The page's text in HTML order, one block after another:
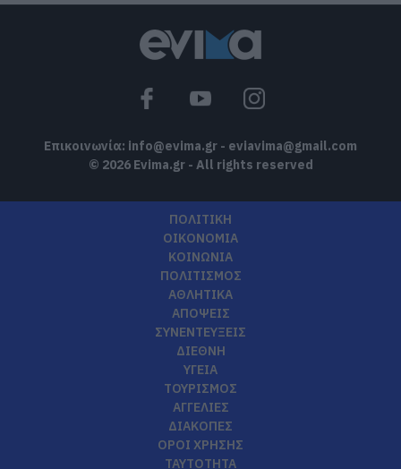
Επικοινωνία: info@evima.gr - eviavima@gmail.com
© 2026 Evima.gr - All rights reserved
ΠΟΛΙΤΙΚΗ
ΟΙΚΟΝΟΜΙΑ
ΚΟΙΝΩΝΙΑ
ΠΟΛΙΤΙΣΜΟΣ
ΑΘΛΗΤΙΚΑ
ΑΠΟΨΕΙΣ
ΣΥΝΕΝΤΕΥΞΕΙΣ
ΔΙΕΘΝΗ
ΥΓΕΙΑ
ΤΟΥΡΙΣΜΟΣ
ΑΓΓΕΛΙΕΣ
ΔΙΑΚΟΠΕΣ
ΟΡΟΙ ΧΡΗΣΗΣ
ΤΑΥΤΟΤΗΤΑ